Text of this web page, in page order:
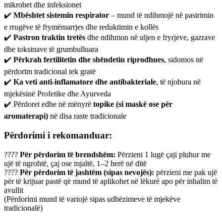
mikrobet dhe infeksionet
✔️ Mbështet sistemin respirator – mund të ndihmojë në pastrimin
e rrugëve të frymëmarrjes dhe reduktimin e kollës
✔️ Pastron traktin tretës dhe ndihmon në uljen e fryrjeve, gazrave
dhe toksinave të grumbulluara
✔️ Përkrah fertilitetin dhe shëndetin riprodhues, sidomos në
përdorim tradicional tek gratë
✔️ Ka veti anti-inflamatore dhe antibakteriale, të njohura në
mjekësinë Profetike dhe Ayurveda
✔️ Përdoret edhe në mënyrë topike (si maskë ose për
aromaterapi) në disa raste tradicionale
Përdorimi i rekomanduar:
???? Për përdorim të brendshëm: Përzieni 1 lugë çaji pluhur me
ujë të ngrohtë, çaj ose mjaltë, 1–2 herë në ditë
???? Për përdorim të jashtëm (sipas nevojës): përzieni me pak ujë
për të krijuar pastë që mund të aplikohet në lëkurë apo për inhalim të
avullit
(Përdorimi mund të variojë sipas udhëzimeve të mjekëve
tradicionalë)